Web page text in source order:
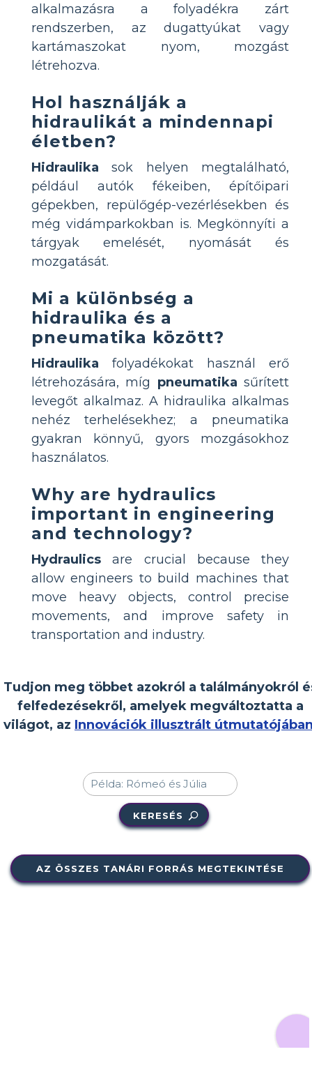
alkalmazásra a folyadékra zárt
rendszerben, az dugattyúkat vagy
kartámaszokat nyom, mozgást
létrehozva.
Hol használják a
hidraulikát a mindennapi
életben?
Hidraulika sok helyen megtalálható,
például autók fékeiben, építőipari
gépekben, repülőgép-vezérlésekben és
még vidámparkokban is. Megkönnyíti a
tárgyak emelését, nyomását és
mozgatását.
Mi a különbség a
hidraulika és a
pneumatika között?
Hidraulika folyadékokat használ erő
létrehozására, míg pneumatika sűrített
levegőt alkalmaz. A hidraulika alkalmas
nehéz terhelésekhez; a pneumatika
gyakran könnyű, gyors mozgásokhoz
használatos.
Why are hydraulics
important in engineering
and technology?
Hydraulics are crucial because they
allow engineers to build machines that
move heavy objects, control precise
movements, and improve safety in
transportation and industry.
Tudjon meg többet azokról a találmányokról
felfedezésekről, amelyek megváltoztatta a
világot, az Innovációk illusztrált
KERESÉS
AZ ÖSSZES TANÁRI FORRÁS MEGTEKINTÉSE